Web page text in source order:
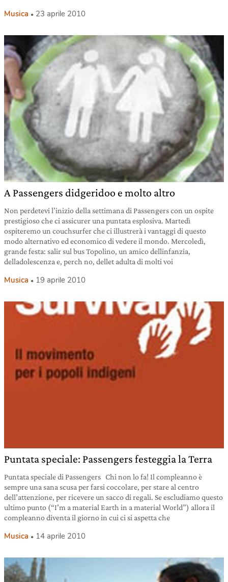
Musica 23 aprile 2010
A Passengers didgeridoo e molto altro
Non perdetevi l’inizio della settimana di Passengers con un ospite
prestigioso che ci assicurer una puntata esplosiva. Martedì
ospiteremo un couchsurfer che ci illustrerà i vantaggi di questo
modo alternativo ed economico di vedere il mondo. Mercoledì,
grande festa: salir sul bus Topolino, un amico dellinfanzia,
delladolescenza e, perch no, dellet adulta di molti voi
Musica 19 aprile 2010
Puntata speciale: Passengers festeggia la Terra
Puntata speciale di Passengers Chi non lo fa! Il compleanno è
sempre una sana scusa per farsi coccolare, per stare al centro
dell’attenzione, per ricevere un sacco di regali. Se escludiamo questo
ultimo punto (“I’m a material Earth in a material World”) allora il
compleanno diventa il giorno in cui ci si aspetta che
Musica 14 aprile 2010